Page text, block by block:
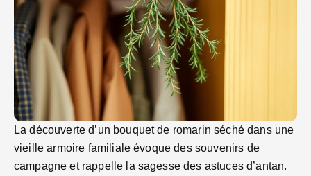
La découverte d’un bouquet de romarin séché dans une
vieille armoire familiale évoque des souvenirs de
campagne et rappelle la sagesse des astuces d’antan.